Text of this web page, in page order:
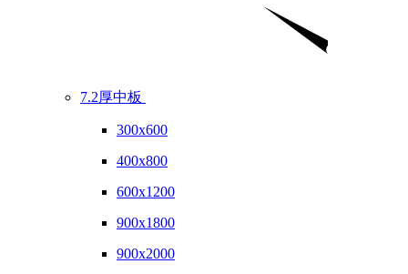
7.2厚中板
300x600
400x800
600x1200
900x1800
900x2000